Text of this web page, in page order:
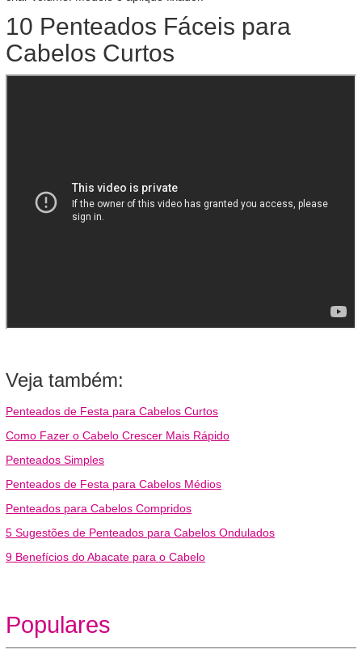
10 Penteados Fáceis para
Cabelos Curtos
Veja também:
Penteados de Festa para Cabelos Curtos
Como Fazer o Cabelo Crescer Mais Rápido
Penteados Simples
Penteados de Festa para Cabelos Médios
Penteados para Cabelos Compridos
5 Sugestões de Penteados para Cabelos Ondulados
9 Benefícios do Abacate para o Cabelo
Populares